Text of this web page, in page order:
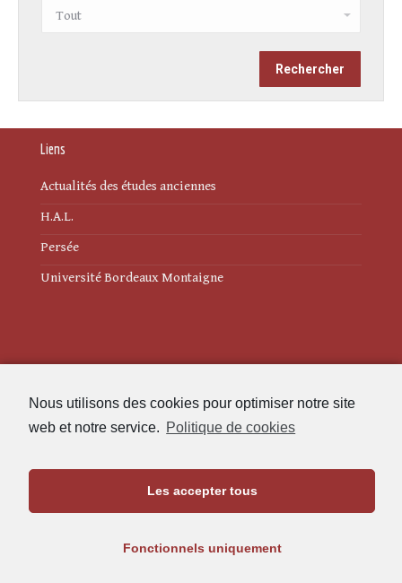
Nous utilisons des cookies pour optimiser notre site
web et notre service. Politique de cookies
Les accepter tous
Fonctionnels uniquement
Liens
Actualités des études anciennes
H.A.L.
Persée
Université Bordeaux Montaigne
Politique de cookies (UE)
Maison de l'Archéologie